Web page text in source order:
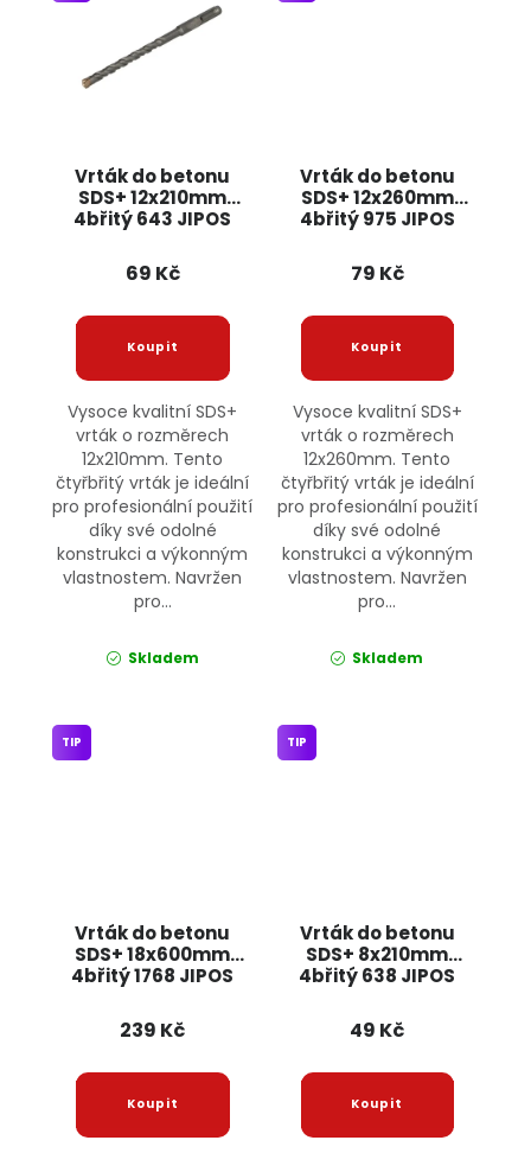
Vrták do betonu
SDS+ 12x210mm
4břitý 643 JIPOS
69 Kč
Vysoce kvalitní SDS+
vrták o rozměrech
12x210mm. Tento
čtyřbřitý vrták je ideální
pro profesionální použití
díky své odolné
konstrukci a výkonným
vlastnostem. Navržen
pro...
Skladem
Vrták do betonu
SDS+ 12x260mm
4břitý 975 JIPOS
79 Kč
Vysoce kvalitní SDS+
vrták o rozměrech
12x260mm. Tento
čtyřbřitý vrták je ideální
pro profesionální použití
díky své odolné
konstrukci a výkonným
vlastnostem. Navržen
pro...
Skladem
Vrták do betonu
SDS+ 18x600mm
4břitý 1768 JIPOS
TIP
239 Kč
Vrták do betonu
SDS+ 8x210mm
4břitý 638 JIPOS
TIP
49 Kč